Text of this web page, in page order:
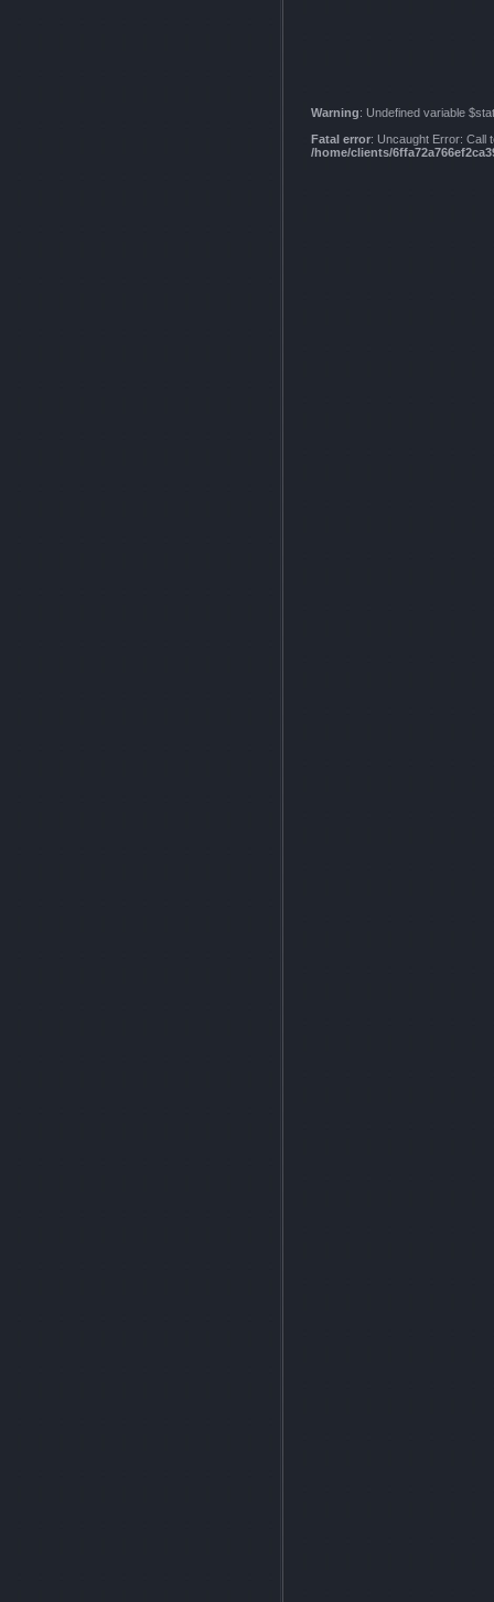
Warning: Undefined variable
Fatal error: Uncaught Error: Call
/home/clients/